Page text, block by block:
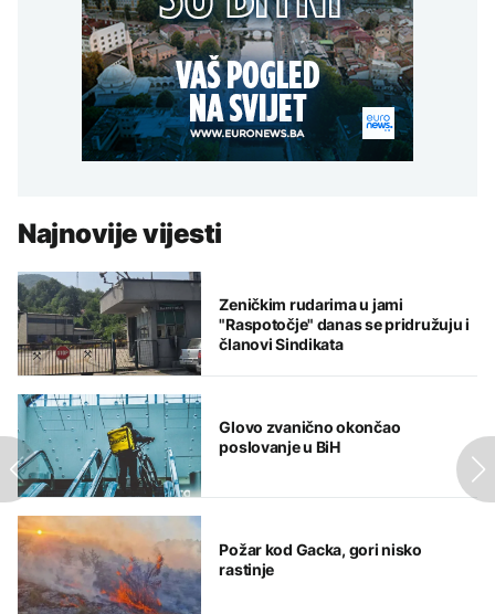
Najnovije vijesti
Zeničkim rudarima u jami
"Raspotočje" danas se pridružuju i
članovi Sindikata
Glovo zvanično okončao
poslovanje u BiH
Požar kod Gacka, gori nisko
rastinje